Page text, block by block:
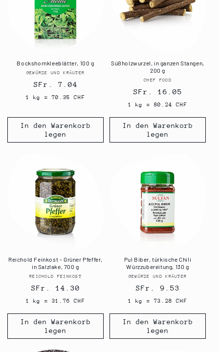
Bockshornkleeblätter, 100 g
Anbieter:
GEWÜRZE UND KRÄUTER
Normaler
Preis
SFr. 7.04
1 kg = 70.35 CHF
In den Warenkorb
legen
Süßholzwurzel, in ganzen Stangen,
200 g
Anbieter:
CHEF FOOD
Normaler
Preis
SFr. 16.05
1 kg = 80.24 CHF
In den Warenkorb
legen
Reichold Feinkost - Grüner Pfeffer,
in Salzlake, 700 g
Anbieter:
REICHOLD FEINKOST
Normaler
Preis
SFr. 14.30
1 kg = 31.76 CHF
In den Warenkorb
legen
Pul Biber, türkische Chili
Würzzubereitung, 130 g
Anbieter:
GEWÜRZE UND KRÄUTER
Normaler
Preis
SFr. 9.53
1 kg = 73.28 CHF
In den Warenkorb
legen